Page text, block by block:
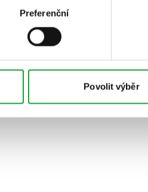
Preferenční
Povolit výběr